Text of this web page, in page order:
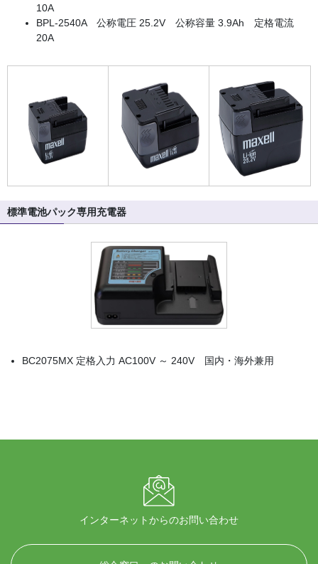
10A
BPL-2540A 公称電圧 25.2V 公称容量 3.9Ah 定格電流
20A
標準電池パック専用充電器
BC2075MX 定格入力 AC100V ～ 240V 国内・海外兼用
インターネットからのお問い合わせ